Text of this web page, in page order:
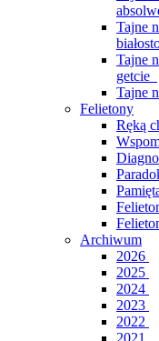
Tajne
Tajne
getcie
Tajne
Felietony
Ręką
Archiwum
2026
2025
2024
2023
2022
2021